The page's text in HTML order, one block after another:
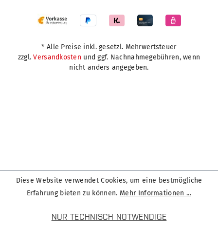
* Alle Preise inkl. gesetzl. Mehrwertsteuer
zzgl.Versandkosten und ggf. Nachnahmegebühren, wenn
nicht anders angegeben.
Diese Website verwendet Cookies, um eine bestmögliche
Erfahrung bieten zu können. Mehr Informationen ...
NUR TECHNISCH NOTWENDIGE